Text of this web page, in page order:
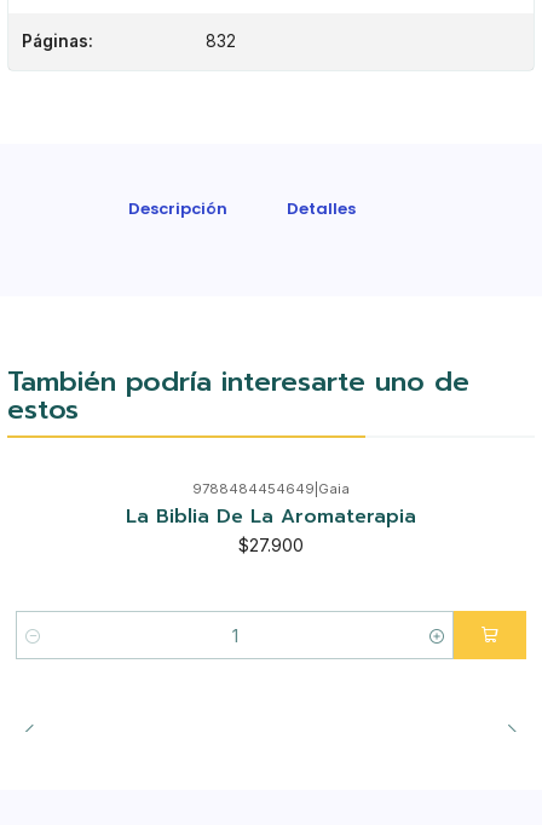
Páginas: 832
Descripción Detalles
También podría interesarte uno de
estos
9788484454649 Gaia
La Biblia De La Aromaterapia
$27.900
Cantidad